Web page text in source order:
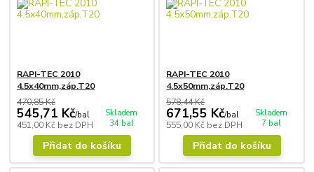
RAPI-TEC 2010
4.5x40mm,záp.T20
470,85 Kč
545,71 Kč/bal
451,00 Kč bez DPH
Skladem
34 bal
Přidat do košíku
RAPI-TEC 2010
4.5x50mm,záp.T20
578,44 Kč
671,55 Kč/bal
555,00 Kč bez DPH
Skladem
7 bal
Přidat do košíku